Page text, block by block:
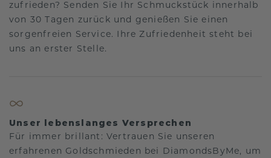
zufrieden? Senden Sie Ihr Schmuckstück innerhalb
von 30 Tagen zurück und genießen Sie einen
sorgenfreien Service. Ihre Zufriedenheit steht bei
uns an erster Stelle.
Unser lebenslanges Versprechen
Für immer brillant: Vertrauen Sie unseren
erfahrenen Goldschmieden bei DiamondsByMe, um